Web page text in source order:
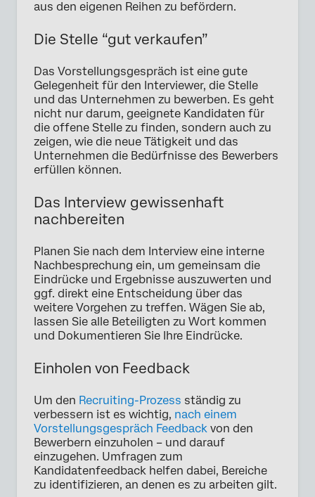
aus den eigenen Reihen zu befördern.
Die Stelle “gut verkaufen”
Das Vorstellungsgespräch ist eine gute
Gelegenheit für den Interviewer, die Stelle
und das Unternehmen zu bewerben. Es geht
nicht nur darum, geeignete Kandidaten für
die offene Stelle zu finden, sondern auch zu
zeigen, wie die neue Tätigkeit und das
Unternehmen die Bedürfnisse des Bewerbers
erfüllen können.
Das Interview gewissenhaft
nachbereiten
Planen Sie nach dem Interview eine interne
Nachbesprechung ein, um gemeinsam die
Eindrücke und Ergebnisse auszuwerten und
ggf. direkt eine Entscheidung über das
weitere Vorgehen zu treffen. Wägen Sie ab,
lassen Sie alle Beteiligten zu Wort kommen
und Dokumentieren Sie Ihre Eindrücke.
Einholen von Feedback
Um den Recruiting-Prozess ständig zu
verbessern ist es wichtig, nach einem
Vorstellungsgespräch Feedback von den
Bewerbern einzuholen – und darauf
einzugehen. Umfragen zum
Kandidatenfeedback helfen dabei, Bereiche
zu identifizieren, an denen es zu arbeiten gilt.